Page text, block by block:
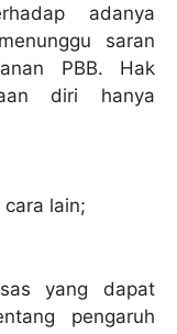
adanya
saran
PBB. Hak
diri hanya
lain;
yang dapat
pengaruh